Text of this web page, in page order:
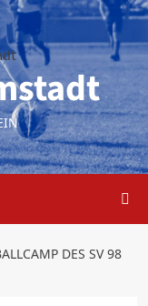
DES SV 98